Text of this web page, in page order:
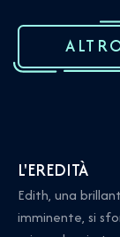
L'EREDITÀ
Edith, una
imminente, si